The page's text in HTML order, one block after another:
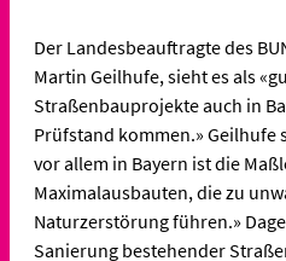
Der Landesbeauftragte des
Martin Geilhufe, sieht es als
Straßenbauprojekte auch in
Prüfstand kommen.» Geilhufe
vor allem in Bayern ist die
Maximalausbauten, die zu
Naturzerstörung führen.»
Sanierung bestehender